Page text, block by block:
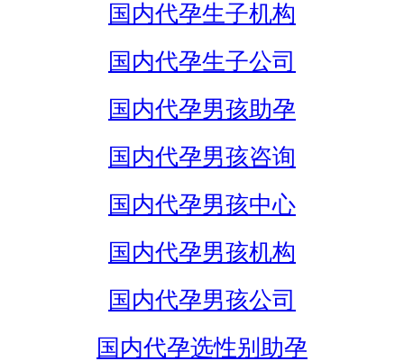
国内代孕生子机构
国内代孕生子公司
国内代孕男孩助孕
国内代孕男孩咨询
国内代孕男孩中心
国内代孕男孩机构
国内代孕男孩公司
国内代孕选性别助孕